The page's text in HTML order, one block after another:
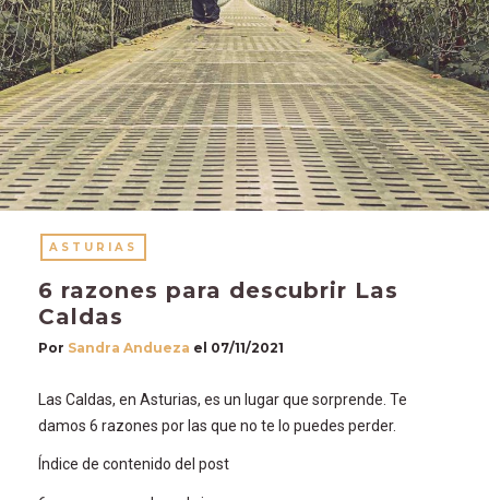
ASTURIAS
6 razones para descubrir Las
Caldas
Por Sandra Andueza el 07/11/2021
Las Caldas, en Asturias, es un lugar que sorprende. Te
damos 6 razones por las que no te lo puedes perder.
Índice de contenido del post